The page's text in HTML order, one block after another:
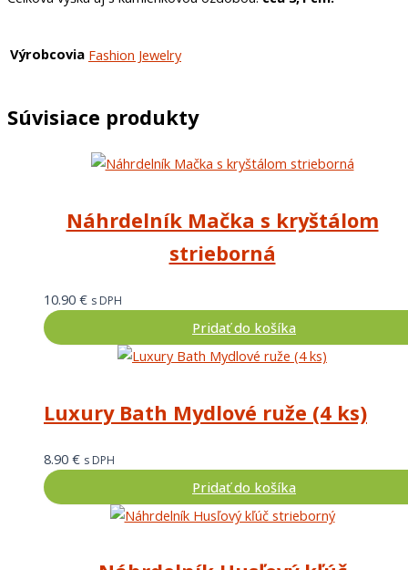
Výrobcovia Fashion Jewelry
Súvisiace produkty
Náhrdelník Mačka s kryštálom
strieborná
10.90 € s DPH
Pridať do košíka
Luxury Bath Mydlové ruže (4 ks)
8.90 € s DPH
Pridať do košíka